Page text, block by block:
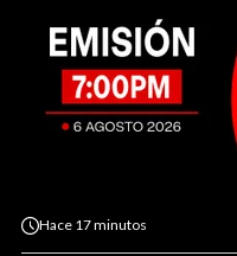
Hace 17 minutos